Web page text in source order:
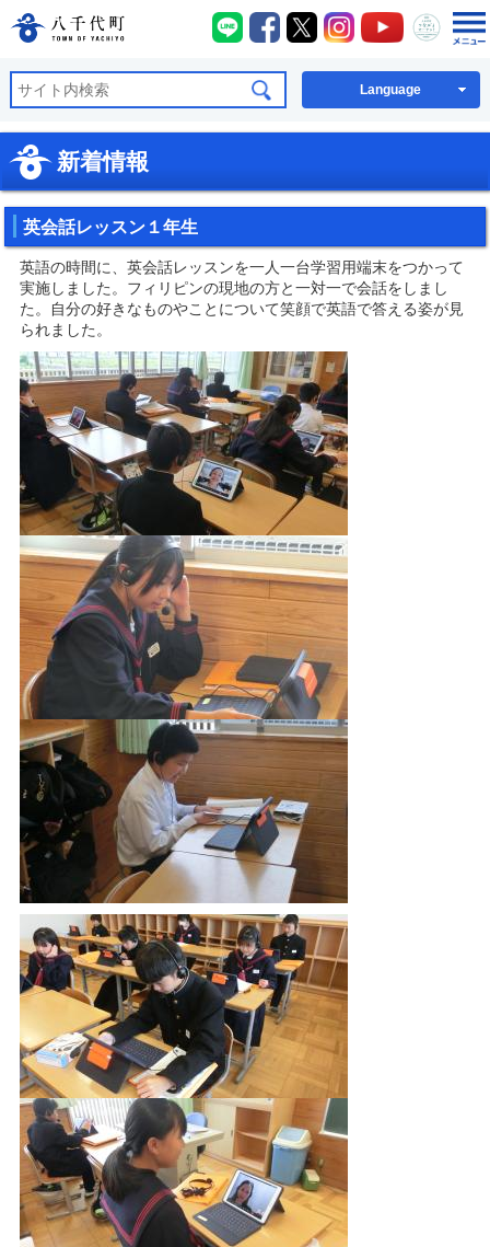
八千代町公式ホームページ
八千代町LINE
八千代町Facebook
八千代町X八千代町Instagram
八千代町
八千
Language
新着情報
英会話レッスン１年生
英語の時間に、英会話レッスンを一人一台学習用端末をつかって
実施しました。フィリピンの現地の方と一対一で会話をしまし
た。自分の好きなものやことについて笑顔で英語で答える姿が見
られました。